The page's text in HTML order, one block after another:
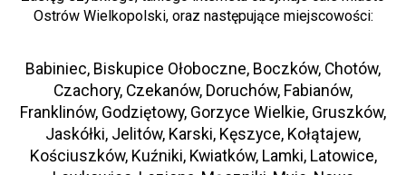
Ostrów Wielkopolski, oraz następujące miejscowości:
Babiniec, Biskupice Ołoboczne, Boczków, Chotów,
Czachory, Czekanów, Doruchów, Fabianów,
Franklinów, Godziętowy, Gorzyce Wielkie, Gruszków,
Jaskółki, Jelitów, Karski, Kęszyce, Kołątajew,
Kościuszków, Kuźniki, Kwiatków, Lamki, Latowice,